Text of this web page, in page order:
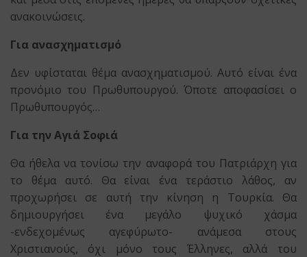
ανακοινώσεις.
Για ανασχηματισμό
Δεν υφίσταται θέμα ανασχηματισμού. Αυτό είναι ένα
προνόμιο του Πρωθυπουργού. Όποτε αποφασίσει ο
Πρωθυπουργός…
Για την Αγιά Σοφιά
Θα ήθελα να τονίσω την αναφορά του Πατριάρχη για
το θέμα αυτό. Θα είναι ένα τεράστιο λάθος, αν
προχωρήσει σε αυτή την κίνηση η Τουρκία. Θα
δημιουργήσει ένα μεγάλο ψυχικό χάσμα
-ενδεχομένως αγεφύρωτο- ανάμεσα στους
Χριστιανούς, όχι μόνο τους Έλληνες, αλλά του